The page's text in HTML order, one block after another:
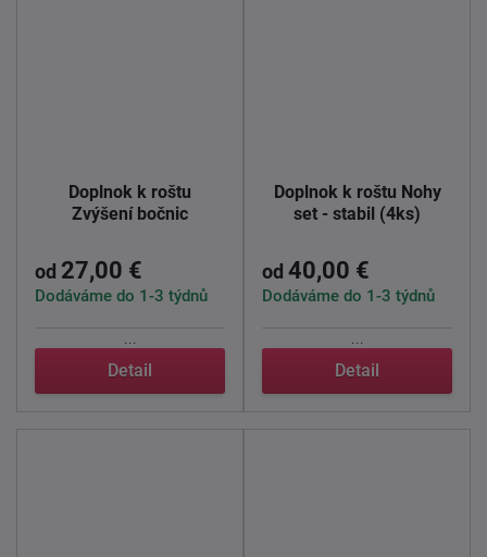
Doplnok k roštu
Zvýšení bočnic
od 27,00 €
Dodáváme do 1-3 týdnů
...
Detail
Doplnok k roštu Nohy
set - stabil (4ks)
od 40,00 €
Dodáváme do 1-3 týdnů
...
Detail